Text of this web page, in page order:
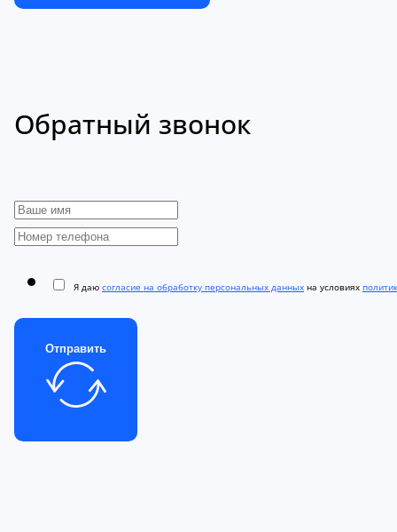
Обратный звонок
Я даю согласие на обработку персональных данных на условиях
Отправить